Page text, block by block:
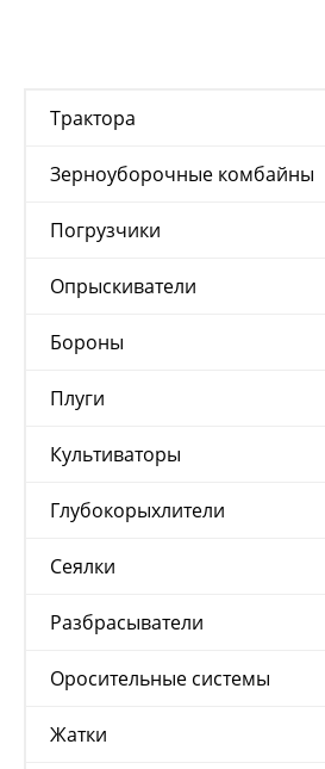
Трактора
Зерноуборочные комбайны
Погрузчики
Опрыскиватели
Бороны
Плуги
Культиваторы
Глубокорыхлители
Сеялки
Разбрасыватели
Оросительные системы
Жатки